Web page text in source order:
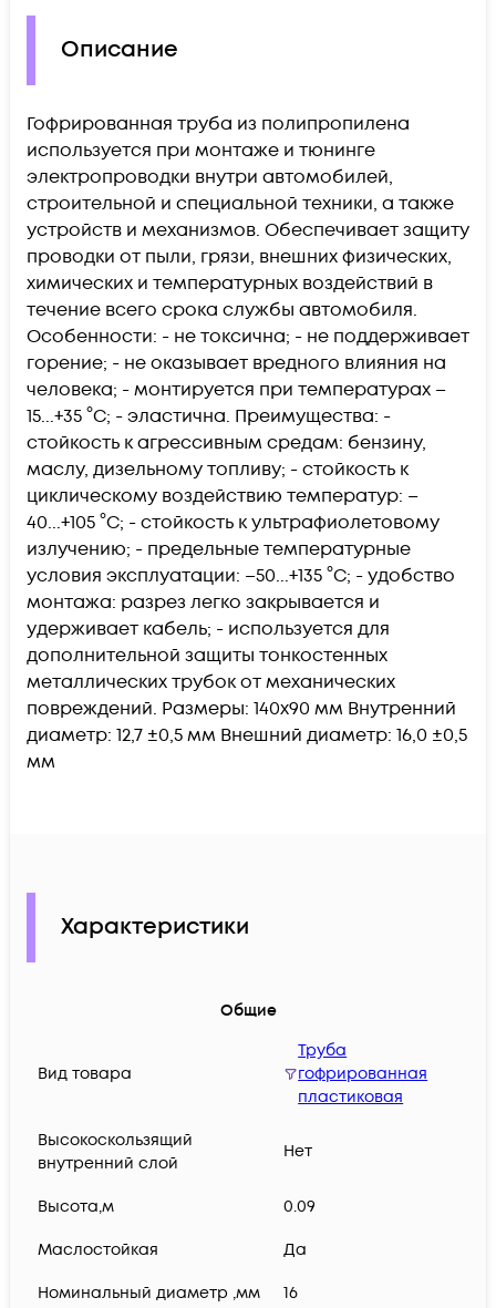
Описание
Гофрированная труба из полипропилена
используется при монтаже и тюнинге
электропроводки внутри автомобилей,
строительной и специальной техники, а также
устройств и механизмов. Обеспечивает защиту
проводки от пыли, грязи, внешних физических,
химических и температурных воздействий в
течение всего срока службы автомобиля.
Особенности: - не токсична; - не поддерживает
горение; - не оказывает вредного влияния на
человека; - монтируется при температурах –
15...+35 °C; - эластична. Преимущества: -
стойкость к агрессивным средам: бензину,
маслу, дизельному топливу; - стойкость к
циклическому воздействию температур: –
40...+105 °C; - стойкость к ультрафиолетовому
излучению; - предельные температурные
условия эксплуатации: –50...+135 °C; - удобство
монтажа: разрез легко закрывается и
удерживает кабель; - используется для
дополнительной защиты тонкостенных
металлических трубок от механических
повреждений. Размеры: 140х90 мм Внутренний
диаметр: 12,7 ±0,5 мм Внешний диаметр: 16,0 ±0,5
мм
Характеристики
Общие
Вид товара
Труба
гофрированная
пластиковая
Высокоскользящий
внутренний слой
Нет
Высота,м 0.09
Маслостойкая Да
Номинальный диаметр ,мм 16